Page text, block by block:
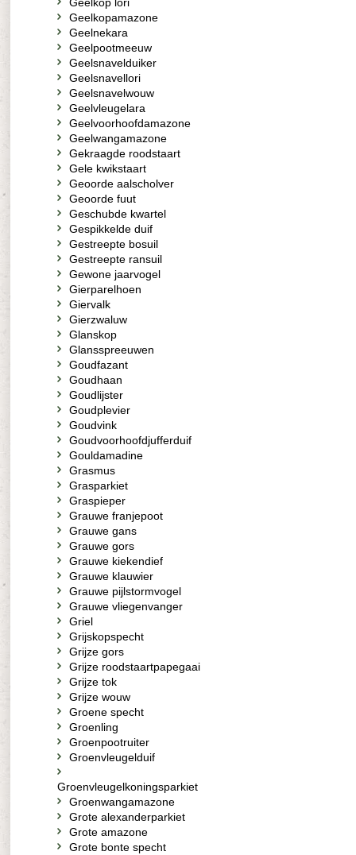
Geelkopamazone
Geelnekara
Geelpootmeeuw
Geelsnavelduiker
Geelsnavellori
Geelsnavelwouw
Geelvleugelara
Geelvoorhoofdamazone
Geelwangamazone
Gekraagde roodstaart
Gele kwikstaart
Geoorde aalscholver
Geoorde fuut
Geschubde kwartel
Gespikkelde duif
Gestreepte bosuil
Gestreepte ransuil
Gewone jaarvogel
Gierparelhoen
Giervalk
Gierzwaluw
Glanskop
Glansspreeuwen
Goudfazant
Goudhaan
Goudlijster
Goudplevier
Goudvink
Goudvoorhoofdjufferduif
Gouldamadine
Grasmus
Grasparkiet
Graspieper
Grauwe franjepoot
Grauwe gans
Grauwe gors
Grauwe kiekendief
Grauwe klauwier
Grauwe pijlstormvogel
Grauwe vliegenvanger
Griel
Grijskopspecht
Grijze gors
Grijze roodstaartpapegaai
Grijze tok
Grijze wouw
Groene specht
Groenling
Groenpootruiter
Groenvleugelduif
Groenvleugelkoningsparkiet
Groenwangamazone
Grote alexanderparkiet
Grote amazone
Grote bonte specht